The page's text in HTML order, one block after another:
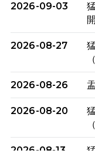
2026-09-03
2026-08-27
2026-08-26
2026-08-20
2026-08-13